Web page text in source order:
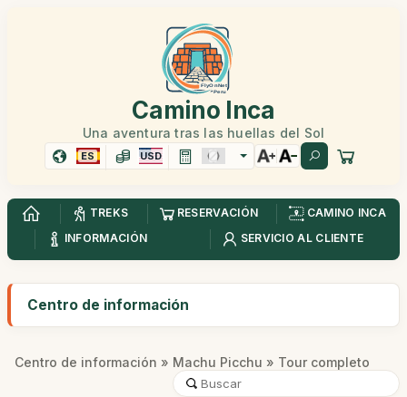
Camino Inca
Una aventura tras las huellas del Sol
ES USD
TREKS RESERVACIÓN
CAMINO INCA
INFORMACIÓN
SERVICIO AL CLIENTE
Centro de información
Centro de información » Machu Picchu » Tour completo